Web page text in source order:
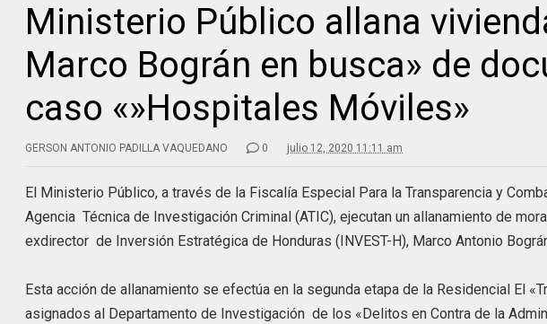
Ministerio Público allana
Marco Bográn en busca» de
caso «»Hospitales Móviles»
GERSON ANTONIO PADILLA VAQUEDANO 0 julio 12, 2020 11:11 am
El Ministerio Público, a través de la Fiscalía Especial Para la Transparencia y
Agencia Técnica de Investigación Criminal (ATIC), ejecutan un allanamiento de
exdirector de Inversión Estratégica de Honduras (INVEST-H), Marco Antonio
Esta acción de allanamiento se efectúa en la segunda etapa de la Residencial El
asignados al Departamento de Investigación de los «Delitos en Contra de la